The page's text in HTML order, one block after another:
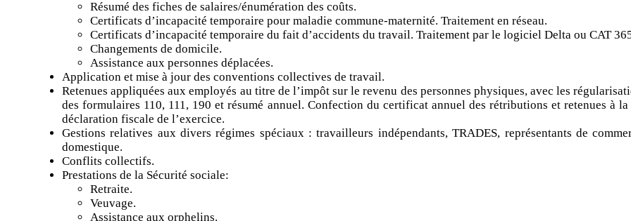
Résumé des fiches de salaires/énumération des coûts.
Certificats d’incapacité temporaire pour maladie commune-maternité. Traitement en réseau.
Certificats d’incapacité temporaire du fait d’accidents du travail. Traitement par le logiciel Delta ou CAT
Changements de domicile.
Assistance aux personnes déplacées.
Application et mise à jour des conventions collectives de travail.
Retenues appliquées aux employés au titre de l’impôt sur le revenu des personnes physiques, avec les
des formulaires 110, 111, 190 et résumé annuel. Confection du certificat annuel des rétributions et retenues à
déclaration fiscale de l’exercice.
Gestions relatives aux divers régimes spéciaux : travailleurs indépendants, TRADES, représentants de
domestique.
Conflits collectifs.
Prestations de la Sécurité sociale:
Retraite.
Veuvage.
Assistance aux orphelins.